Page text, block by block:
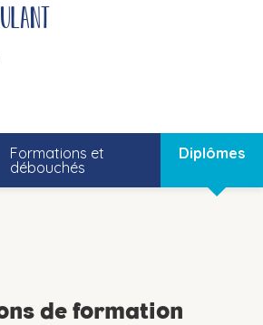
Formations et
débouchés
Diplômes
de formation